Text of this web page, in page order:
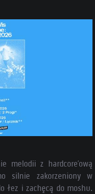
melodii z hardcore’ową
silnie zakorzeniony w
łez i zachęcą do moshu.